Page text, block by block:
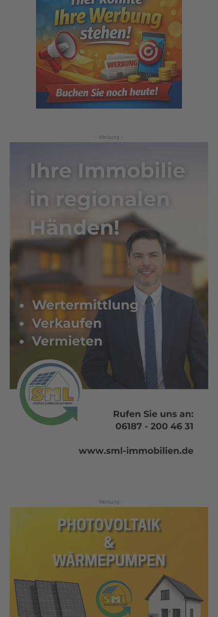
- Werbung -
- Werbung -